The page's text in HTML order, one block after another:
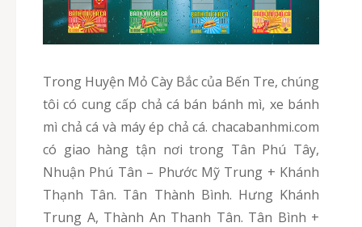
Trong Huyện Mỏ Cày Bắc của Bến Tre, chúng
tôi có cung cấp chả cá bán bánh mì, xe bánh
mì chả cá và máy ép chả cá. chacabanhmi.com
có giao hàng tận nơi trong Tân Phú Tây,
Nhuận Phú Tân – Phước Mỹ Trung + Khánh
Thạnh Tân. Tân Thành Bình. Hưng Khánh
Trung A, Thành An Thanh Tân. Tân Bình +